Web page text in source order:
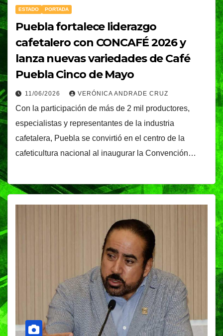
ESTADO PORTADA
Puebla fortalece liderazgo
cafetalero con CONCAFÉ 2026 y
lanza nuevas variedades de Café
Puebla Cinco de Mayo
11/06/2026 VERÓNICA ANDRADE CRUZ
Con la participación de más de 2 mil productores,
especialistas y representantes de la industria
cafetalera, Puebla se convirtió en el centro de la
cafeticultura nacional al inaugurar la Convención…